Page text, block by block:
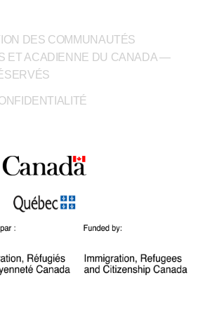
DES COMMUNAUTÉS
ET ACADIENNE DU CANADA —